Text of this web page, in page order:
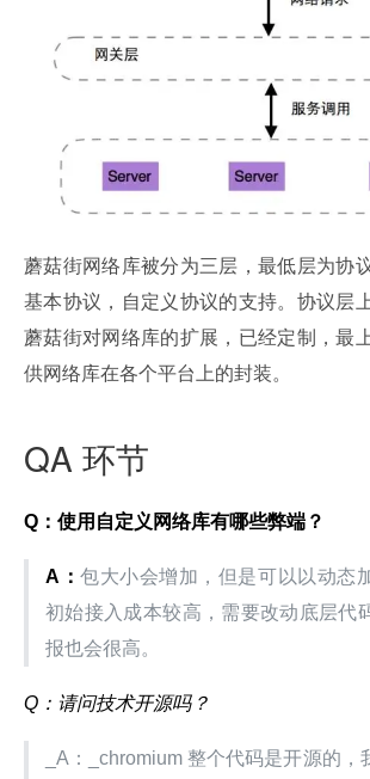
蘑菇街网络库被分为三层，最低层为协
基本协议，自定义协议的支持。协议层
蘑菇街对网络库的扩展，已经定制，最
供网络库在各个平台上的封装。
QA 环节
Q：使用自定义网络库有哪些弊端？
A：包大小会增加，但是可以以动态
初始接入成本较高，需要改动底层代
报也会很高。
Q：请问技术开源吗？
_A：_chromium 整个代码是开源的，